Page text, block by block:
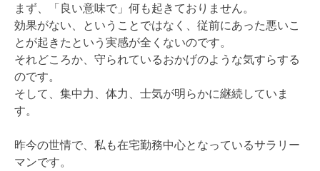
まず、「良い意味で」何も起きておりません。
効果がない、ということではなく、従前にあった悪いこ
とが起きたという実感が全くないのです。
それどころか、守られているおかげのような気すらする
のです。
そして、集中力、体力、士気が明らかに継続していま
す。
昨今の世情で、私も在宅勤務中心となっているサラリー
マンです。